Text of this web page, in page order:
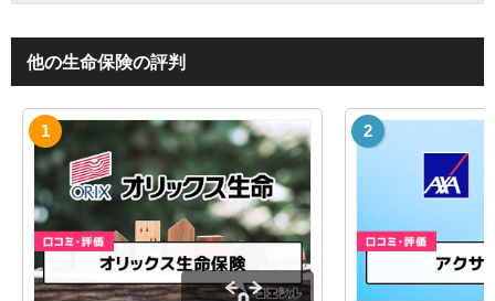
他の生命保険の評判